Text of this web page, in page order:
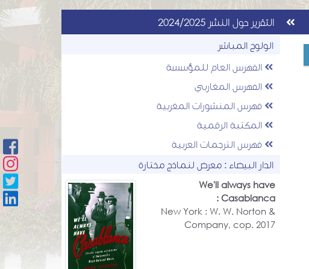
التقرير حول النشر 2024/2025
الولوج المباشر
الفهرس العام للمؤسسة
الفهرس المغاربي
فهرس المنشورات المغربية
المكتبة الرقمية
فهرس الترجمات العربية
الدار البيضاء : معرض لنماذج مختارة
We'll always have
Casablanca :
New York : W. W. Norton &
Company, cop. 2017